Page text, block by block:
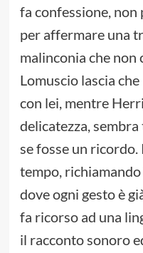
fa confessione, non
per affermare una
malinconia che non
Lomuscio lascia
con lei, mentre
delicatezza,
se fosse un
tempo,
dove ogni gesto è
fa ricorso ad una
il racconto sonoro